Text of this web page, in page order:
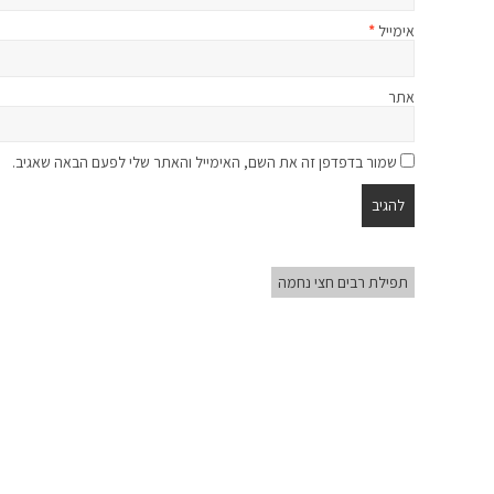
אימייל *
אתר
שמור בדפדפן זה את השם, האימייל והאתר שלי לפעם הבאה שאגיב.
תפילת רבים חצי נחמה